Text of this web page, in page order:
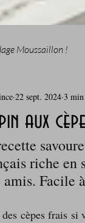
Moussaillon !
Breakfast
Coquillages et
aux
22 sept. 2024 3
riche en
Facile
cèpes frais si